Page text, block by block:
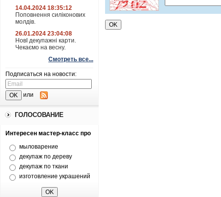
14.04.2024 18:35:12
Поповнення силіконових
молдів.
26.01.2024 23:04:08
НовІ декупажні карти.
Чекаємо на весну.
Смотреть все...
Подписаться на новости:
или
ГОЛОСОВАНИЕ
Интересен мастер-класс про
мыловарение
декупаж по дереву
декупаж по ткани
изготовление украшений